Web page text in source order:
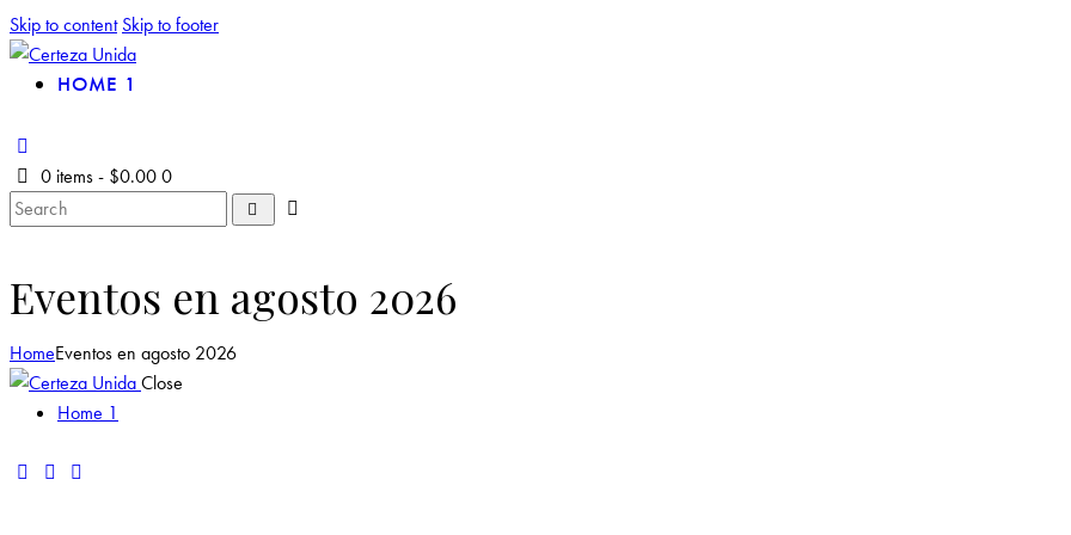
Skip to content Skip to footer
HOME 1
0 items- $0.00 0
Eventos en agosto 2026
HomeEventos en agosto 2026
Close
Home 1